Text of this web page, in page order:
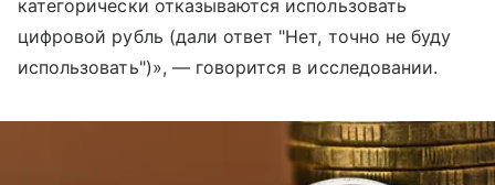
категорически отказываются использовать
цифровой рубль (дали ответ "Нет, точно не буду
использовать")», — говорится в исследовании.